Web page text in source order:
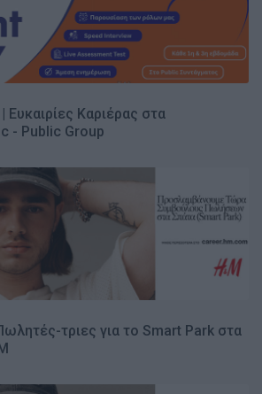
Καριέρας στα
- Public Group
τριες για το Smart Park στα